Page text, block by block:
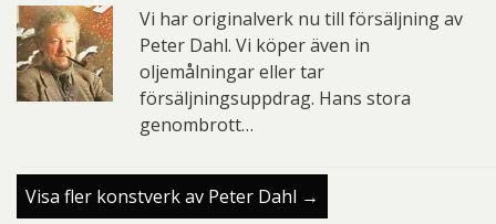
Vi har originalverk nu till försäljning av
Peter Dahl. Vi köper även in
oljemålningar eller tar
försäljningsuppdrag. Hans stora
genombrott…
Visa fler konstverk av Peter Dahl →